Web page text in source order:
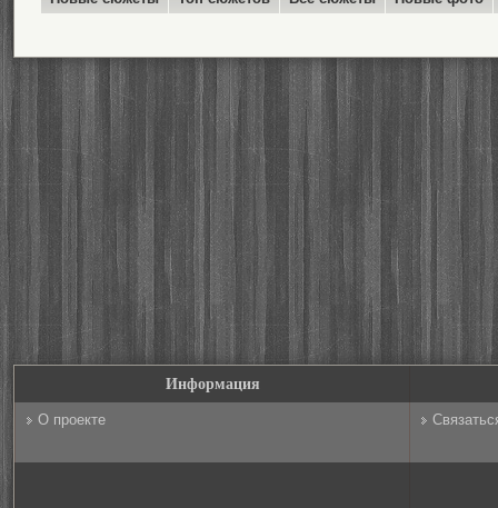
Информация
О проекте